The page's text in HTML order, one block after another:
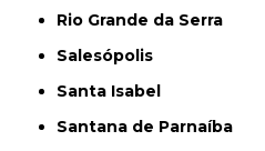
Rio Grande da Serra
Salesópolis
Santa Isabel
Santana de Parnaíba